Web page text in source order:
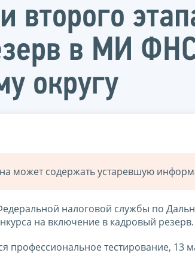
второго
в МИ
округу
может содержать устаревшую
налоговой службы по
на включение в кадровый резерв.
профессиональное тестирование, 13